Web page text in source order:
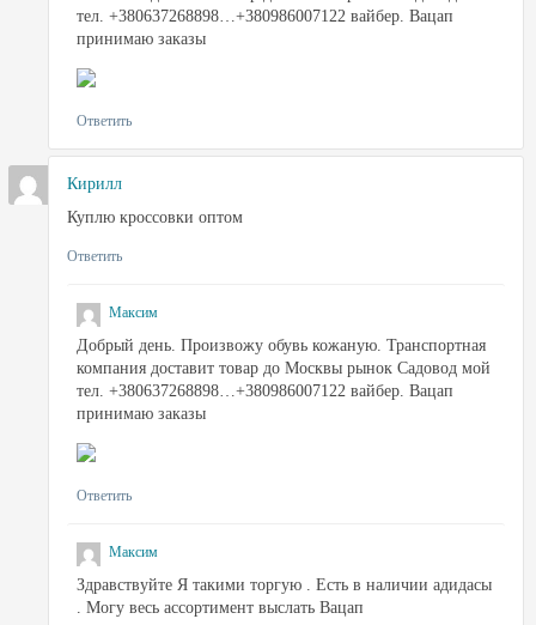
тел. +380637268898…+380986007122 вайбер. Вацап
принимаю заказы
Ответить
Кирилл
Куплю кроссовки оптом
Ответить
Максим
Добрый день. Произвожу обувь кожаную. Транспортная
компания доставит товар до Москвы рынок Садовод мой
тел. +380637268898…+380986007122 вайбер. Вацап
принимаю заказы
Ответить
Максим
Здравствуйте Я такими торгую . Есть в наличии адидасы
. Могу весь ассортимент выслать Вацап